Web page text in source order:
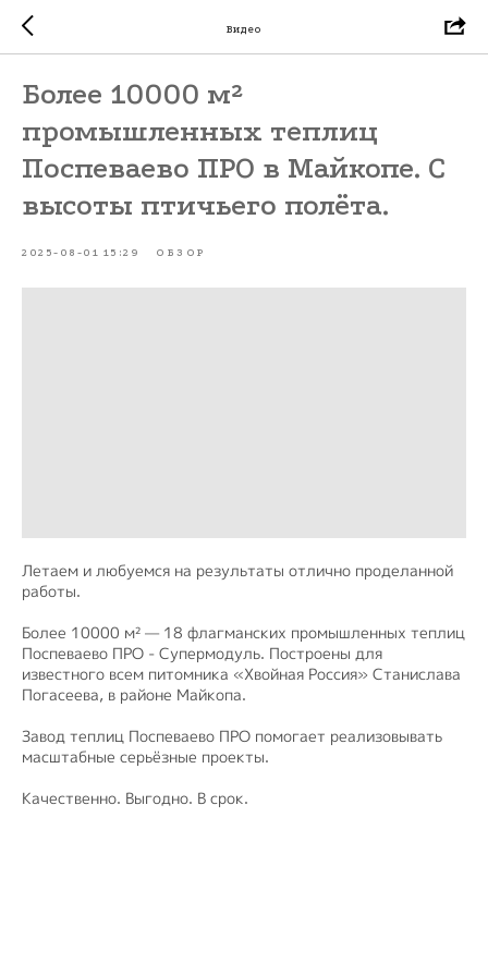
Видео
Более 10000 м²
промышленных теплиц
Поспеваево ПРО в Майкопе. С
высоты птичьего полёта.
2025-08-01 15:29 ОБЗОР
Летаем и любуемся на результаты отлично проделанной
работы.
Более 10000 м² — 18 флагманских промышленных теплиц
Поспеваево ПРО - Супермодуль. Построены для
известного всем питомника «Хвойная Россия» Станислава
Погасеева, в районе Майкопа.
Завод теплиц Поспеваево ПРО помогает реализовывать
масштабные серьёзные проекты.
Качественно. Выгодно. В срок.